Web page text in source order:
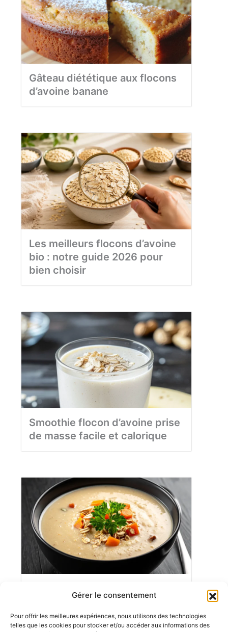
Gérer le consentement
Pour offrir les meilleures expériences, nous utilisons des technologies
telles que les cookies pour stocker et/ou accéder aux informations des
Gâteau diététique aux flocons
d’avoine banane​
Les meilleurs flocons d’avoine
bio : notre guide 2026 pour
bien choisir
Smoothie flocon d’avoine prise
de masse facile et calorique
facile et maîtrisé